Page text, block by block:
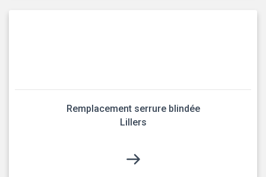
Remplacement serrure blindée
Lillers